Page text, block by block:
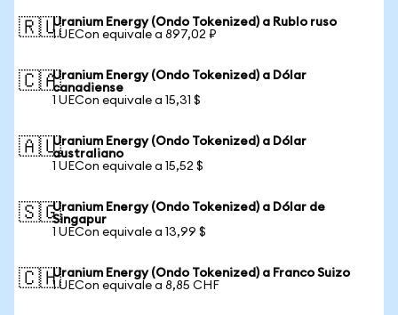
🇷🇺Uranium Energy (Ondo Tokenized) a Rublo ruso
1 UECon equivale a 897,02 ₽
🇨🇦Uranium Energy (Ondo Tokenized) a Dólar
canadiense
1 UECon equivale a 15,31 $
🇦🇺Uranium Energy (Ondo Tokenized) a Dólar
australiano
1 UECon equivale a 15,52 $
🇸🇬Uranium Energy (Ondo Tokenized) a Dólar de
Singapur
1 UECon equivale a 13,99 $
🇨🇭Uranium Energy (Ondo Tokenized) a Franco Suizo
1 UECon equivale a 8,85 CHF